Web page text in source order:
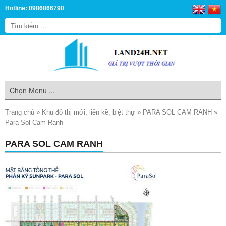
Hotline: 0986866790
Trang chủ » Khu đô thị mới, liền kề, biệt thự » PARA SOL CAM RANH »
Para Sol Cam Ranh
PARA SOL CAM RANH